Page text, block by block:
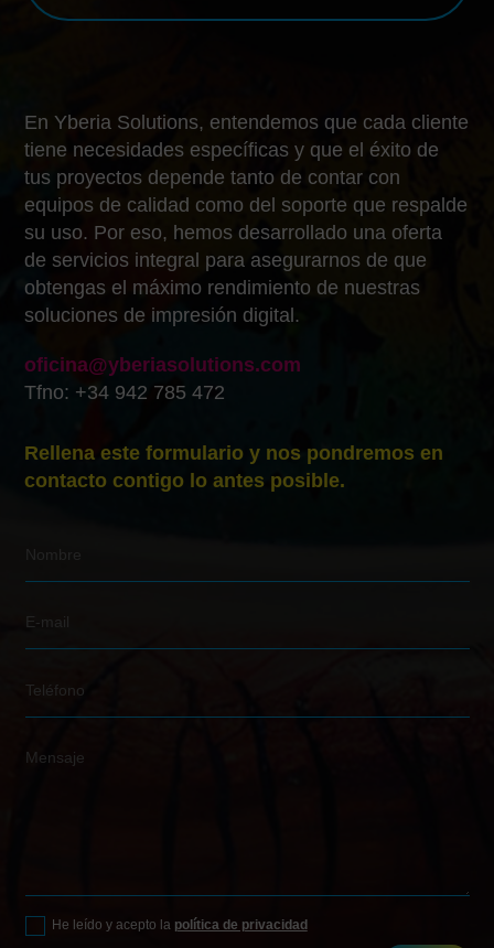
En Yberia Solutions, entendemos que cada cliente
tiene necesidades específicas y que el éxito de
tus proyectos depende tanto de contar con
equipos de calidad como del soporte que respalde
su uso. Por eso, hemos desarrollado una oferta
de servicios integral para asegurarnos de que
obtengas el máximo rendimiento de nuestras
soluciones de impresión digital.
oficina@yberiasolutions.com
Tfno: +34 942 785 472
Rellena este formulario y nos pondremos en
contacto contigo lo antes posible.
He leído y acepto la política de privacidad